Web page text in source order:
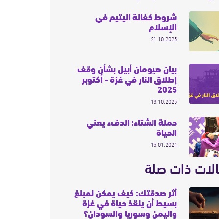
شروط كفالة اليتيم في
الإسلام
21.10.2025
بيان هيومان أبيل بشأن وقف
إطلاق النار في غزة - أكتوبر
2025
13.10.2025
حملة الشتاء: الدفء يعني
الحياة
15.01.2024
ذات صلة
أثر صدقتك: كيف يمكن لمبلغ
بسيط أن ينقذ حياة في غزة
واليمن وسوريا والسودان؟